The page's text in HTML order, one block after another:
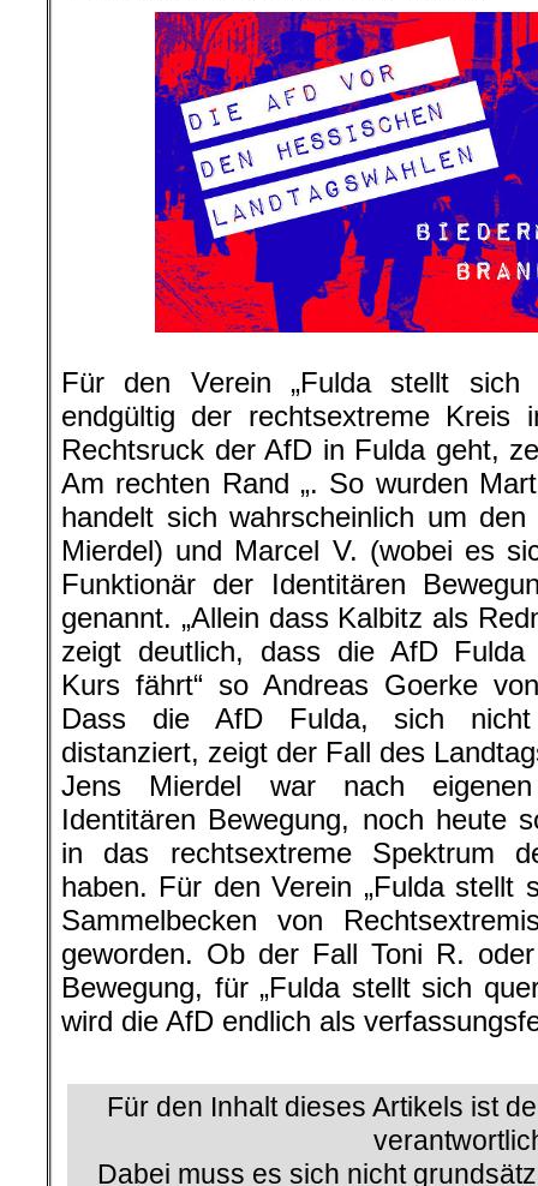
Für den Verein „Fulda stellt sich
endgültig der rechtsextreme
Rechtsruck der AfD in Fulda geht,
Am rechten Rand „. So wurden
handelt sich wahrscheinlich um
Mierdel) und Marcel V. (wobei es
Funktionär der Identitären
genannt. „Allein dass Kalbitz als
zeigt deutlich, dass die AfD Fulda
Kurs fährt“ so Andreas Goerke
Dass die AfD Fulda, sich nicht
distanziert, zeigt der Fall des
Jens Mierdel war nach
Identitären Bewegung, noch heute
in das rechtsextreme Spektrum
haben. Für den Verein „Fulda stellt
Sammelbecken von
geworden. Ob der Fall Toni R.
Bewegung, für „Fulda stellt sich
wird die AfD endlich als
Für den Inhalt dieses Artikels ist
Dabei muss es sich nicht